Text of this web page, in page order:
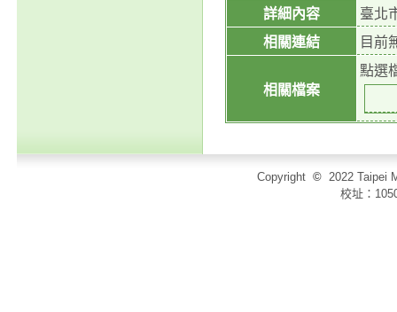
詳細內容
臺北
相關連結
目前
相關檔案
點選
Copyright © 2022 Taipei
校址：